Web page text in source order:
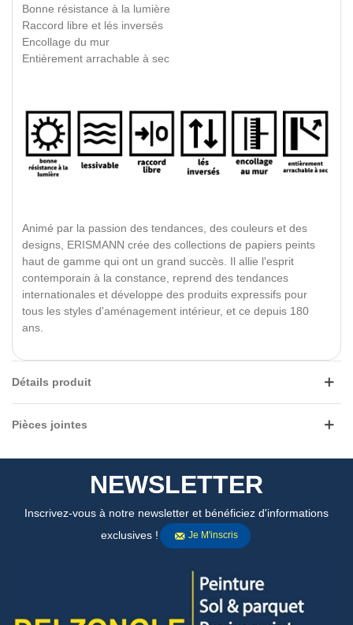
Bonne résistance à la lumière
Raccord libre et lés inversés
Encollage du mur
Entièrement arrachable à sec
Animé par la passion des tendances, des couleurs et des
designs, ERISMANN crée des collections de papiers peints
haut de gamme qui ont un grand succès. Il allie l'esprit
contemporain à la constance, reprend des tendances
internationales et développe des produits expressifs pour
tous les styles d'aménagement intérieur, et ce depuis 180
ans.
Détails produit
Pièces jointes
NEWSLETTER
Inscrivez-vous à notre newsletter et bénéficiez d'informations
exclusives !
Je M'inscris